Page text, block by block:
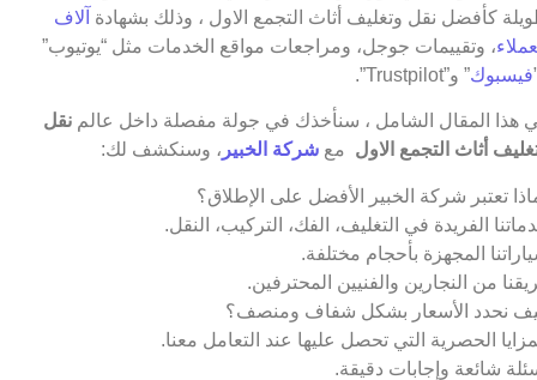
كأفضل نقل وتغليف أثاث التجمع الاول ، وذلك بشهادة آلاف
، وتقييمات جوجل، ومراجعات مواقع الخدمات مثل “يوتيوب”
فيسبوك” و”Trustpilot”.
هذا المقال الشامل ، سنأخذك في جولة مفصلة داخل عالم نقل
أثاث التجمع الاول مع شركة الخبير ، وسنكشف لك:
تعتبر شركة الخبير الأفضل على الإطلاق؟
الفريدة في التغليف، الفك، التركيب، النقل.
المجهزة بأحجام مختلفة.
من النجارين والفنيين المحترفين.
نحدد الأسعار بشكل شفاف ومنصف؟
الحصرية التي تحصل عليها عند التعامل معنا.
شائعة وإجابات دقيقة.